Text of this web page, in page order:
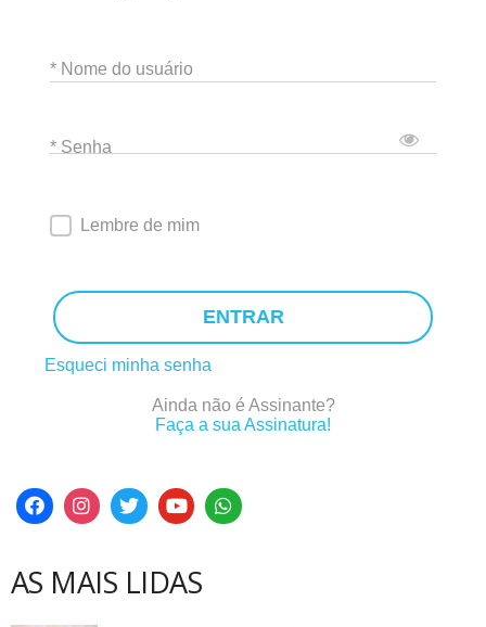
* Nome do usuário
* Senha
Lembre de mim
ENTRAR
Esqueci minha senha
Ainda não é Assinante?
Faça a sua Assinatura!
AS MAIS LIDAS